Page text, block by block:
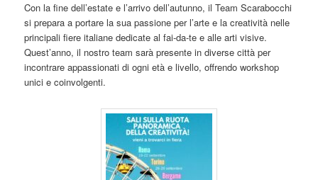
Con la fine dell’estate e l’arrivo dell’autunno, il Team Scarabocchi
si prepara a portare la sua passione per l’arte e la creatività nelle
principali fiere italiane dedicate al fai-da-te e alle arti visive.
Quest’anno, il nostro team sarà presente in diverse città per
incontrare appassionati di ogni età e livello, offrendo workshop
unici e coinvolgenti.